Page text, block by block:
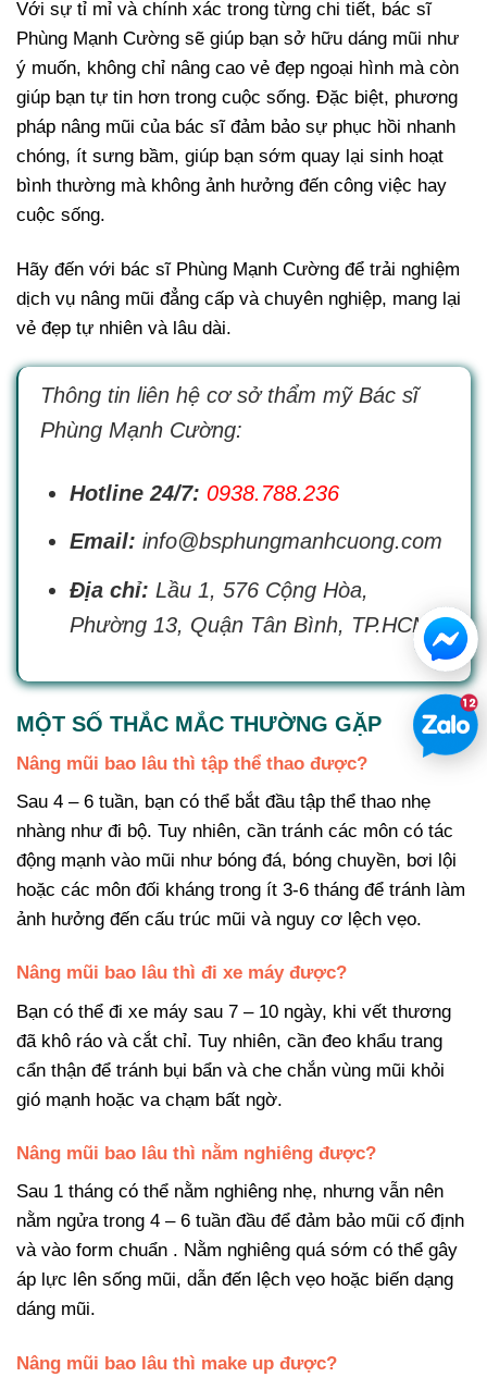
Với sự tỉ mỉ và chính xác trong từng chi tiết, bác sĩ
Phùng Mạnh Cường sẽ giúp bạn sở hữu dáng mũi như
ý muốn, không chỉ nâng cao vẻ đẹp ngoại hình mà còn
giúp bạn tự tin hơn trong cuộc sống. Đặc biệt, phương
pháp nâng mũi của bác sĩ đảm bảo sự phục hồi nhanh
chóng, ít sưng bầm, giúp bạn sớm quay lại sinh hoạt
bình thường mà không ảnh hưởng đến công việc hay
cuộc sống.
Hãy đến với bác sĩ Phùng Mạnh Cường để trải nghiệm
dịch vụ nâng mũi đẳng cấp và chuyên nghiệp, mang lại
vẻ đẹp tự nhiên và lâu dài.
Thông tin liên hệ cơ sở thẩm mỹ Bác sĩ
Phùng Mạnh Cường:
Hotline 24/7: 0938.788.236
Email: info@bsphungmanhcuong.com
Địa chỉ: Lầu 1, 576 Cộng Hòa,
Phường 13, Quận Tân Bình, TP.HCM
MỘT SỐ THẮC MẮC THƯỜNG GẶP
Nâng mũi bao lâu thì tập thể thao được?
Sau 4 – 6 tuần, bạn có thể bắt đầu tập thể thao nhẹ
nhàng như đi bộ. Tuy nhiên, cần tránh các môn có tác
động mạnh vào mũi như bóng đá, bóng chuyền, bơi lội
hoặc các môn đối kháng trong ít 3-6 tháng để tránh làm
ảnh hưởng đến cấu trúc mũi và nguy cơ lệch vẹo.
Nâng mũi bao lâu thì đi xe máy được?
Bạn có thể đi xe máy sau 7 – 10 ngày, khi vết thương
đã khô ráo và cắt chỉ. Tuy nhiên, cần đeo khẩu trang
cẩn thận để tránh bụi bẩn và che chắn vùng mũi khỏi
gió mạnh hoặc va chạm bất ngờ.
Nâng mũi bao lâu thì nằm nghiêng được?
Sau 1 tháng có thể nằm nghiêng nhẹ, nhưng vẫn nên
nằm ngửa trong 4 – 6 tuần đầu để đảm bảo mũi cố định
và vào form chuẩn . Nằm nghiêng quá sớm có thể gây
áp lực lên sống mũi, dẫn đến lệch vẹo hoặc biến dạng
dáng mũi.
Nâng mũi bao lâu thì make up được?